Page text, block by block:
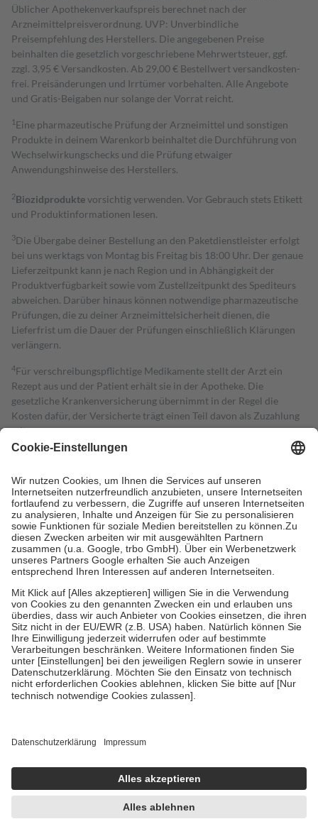
Üblicher Apothekenverkaufspreis berechnet nach der
Arzneimittelpreisverordnung. UVP: Unverbindliche
Preisempfehlung des Herstellers. Die angegebenen Preise
beinhalten die gesetzlich vorgeschriebene Mehrwertsteuer, ggf.
zzgl. 3,95 € Versandkosten. Ab 29,00 € Bestell­wert versand­kosten­
frei. Preisänderungen und Irrtümer vorbehalten. Alle Angebote
und Gratis-Beigaben nur solange der Vorrat reicht.
1 Eine pharmazeutische Prüfung der Arzneimittel und sonstigen
Produkte in deinem Warenkorb beinhaltet die Durchführung von
Wechselwirkungschecks und die Prüfung etwaiger
Anwendungshinweise des Herstellers.
2Biozidproduktevorsichtig verwenden. Vor Gebrauch stets Etikett
und Produktinformationen lesen.
3Die Übergabe deiner Bestellung an den Paketdienstleister erfolgt
bei uns werktags von Montag bis Freitag bis 18:00 Uhr. Der genaue
Lieferzeitpunkt kann je nach Region und in Abhängigkeit der
Produktverfügbarkeit sowie vom Zustellzeitpunkt des Spediteurs
abweichen. Darüber hinaus können notwendige pharmazeutische
Prüfungen, die zu deiner Arzneimittelsicherheit dienen, die
Lieferfrist um die Dauer der Prüfungen einschließlich Klärungen
verlängern.
4Für verschreibungspflichtige Medikamente stellt der Arzt ein
Rezept aus und der Patient erhält sie in der Apotheke. Die
gesetzliche Krankenversicherung übernimmt in der Regel die
Kosten dafür, der Versicherte trägt einen Teil davon als Zuzahlung
mit.
Grundsätzlich leisten Mitglieder Zuzahlungen in Höhe von zehn
höchstens zehn Euro.
Es sind jedoch nie mehr als die tatsächlichen
Kosten der Leistung zu entrichten.
Diese Regeln gelten grundsätzlich auch für Online-Apotheken.
Bei Heilmitteln und häuslicher Krankenpflege beträgt die
Zuzahlung zehn Prozent der Kosten sowie zehn Euro je
Verordnung.
Um das Engagement der Versicherten für ihre eigene Gesundheit zu
stärken und die besondere Stellung der Familie zu unterstützen,
fallenkeine Zuzahlungenan bei:
• Kindern und Jugendlichen bis zum vollendeten 18. Lebensjahr
mit Ausnahme der Fahrkosten
• Untersuchungen zur Vorsorge und Früherkennung, die von der
GKV getragen werden
• empfohlenen Schutzimpfungen
• Harn- und Blutteststreifen
getroffen, um sicherzustellen, dass es sich um echte Bewertungen
https://help.etrusted.com/hc/de/articles/4419944605341
Einige Bilder und Inhalte wurden unter Zuhilfenahme künstlicher